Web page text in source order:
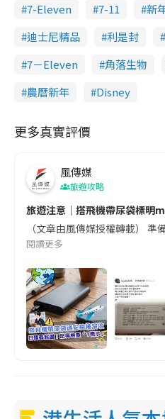
7-Eleven 7-11 新
迪士尼精品
利是封
7－Eleven
角落生物
農曆新年
Disney
更多真實評價
風傳媒
旅遊攻略
旅遊注意｜搭飛機帶尿袋標明
（文章由風傳媒授權轉載）
閱讀更多